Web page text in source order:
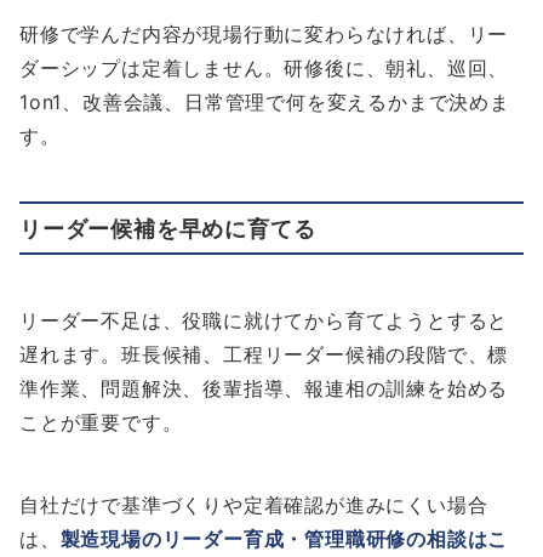
研修で学んだ内容が現場行動に変わらなければ、リー
ダーシップは定着しません。研修後に、朝礼、巡回、
1on1、改善会議、日常管理で何を変えるかまで決めま
す。
リーダー候補を早めに育てる
リーダー不足は、役職に就けてから育てようとすると
遅れます。班長候補、工程リーダー候補の段階で、標
準作業、問題解決、後輩指導、報連相の訓練を始める
ことが重要です。
自社だけで基準づくりや定着確認が進みにくい場合
は、 製造現場のリーダー育成・管理職研修の相談はこ